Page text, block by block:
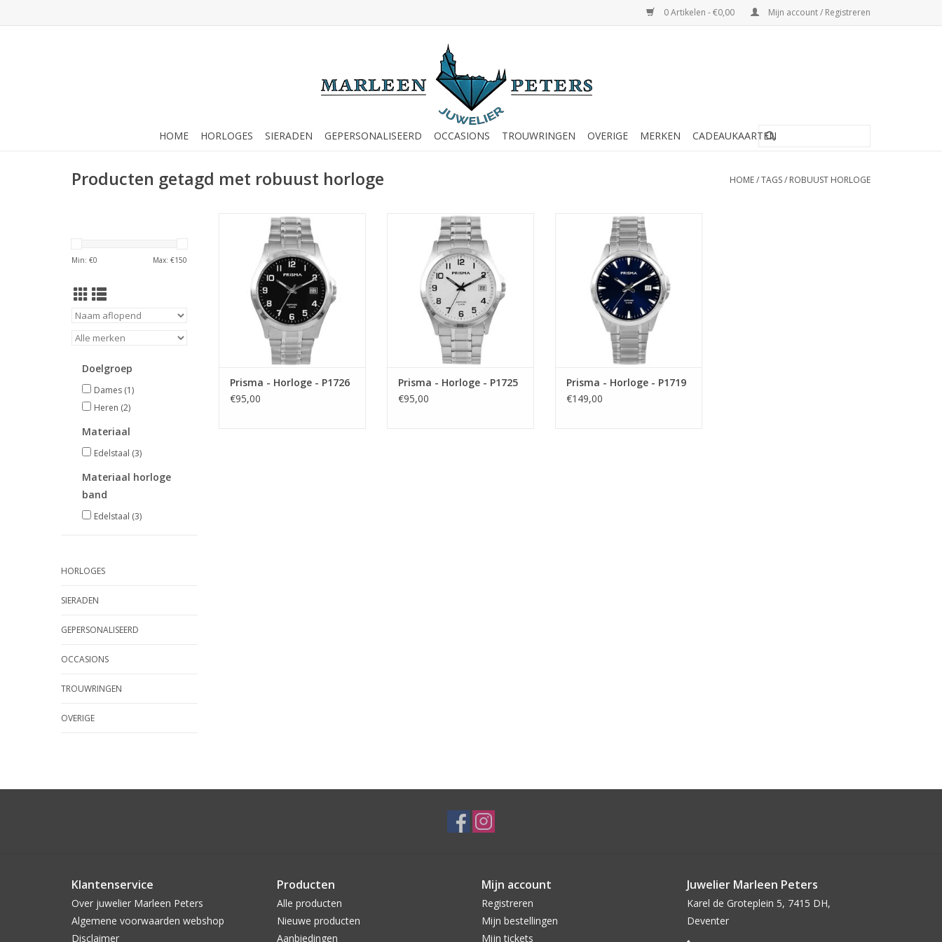
0 Artikelen - €0,00 Mijn account / Registreren
HOME HORLOGES SIERADEN GEPERSONALISEERD OCCASIONS TROUWRINGEN OVERIGE MERKEN CADEAUKAARTEN
Producten getagd met robuust horloge HOME/TAGS/ ROBUUST HORLOGE
Min: €0 Max: €150
Doelgroep
Dames (1)
Heren (2)
Materiaal
Edelstaal (3)
Materiaal horloge
band
Edelstaal (3)
HORLOGES
SIERADEN
GEPERSONALISEERD
OCCASIONS
TROUWRINGEN
OVERIGE
Prisma Prisma - Horloge - P1726
TOEVOEGEN AAN WINKELWAGEN
Prisma - Horloge - P1726
€95,00
Prisma Prisma - Horloge - P1725
TOEVOEGEN AAN WINKELWAGEN
Prisma - Horloge - P1725
€95,00
Prisma Prisma - Horloge - P1719
TOEVOEGEN AAN WINKELWAGEN
Prisma - Horloge - P1719
€149,00
Klantenservice
Over juwelier Marleen Peters
Algemene voorwaarden webshop
Disclaimer
Producten
Alle producten
Nieuwe producten
Aanbiedingen
Mijn account
Registreren
Mijn bestellingen
Mijn tickets
Juwelier Marleen Peters
Karel de Groteplein 5, 7415 DH,
Deventer